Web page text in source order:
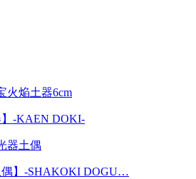
】-KAEN DOKI-
偶】-SHAKOKI DOGU…